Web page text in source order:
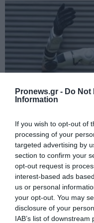
Pronews.gr - Do Not
Information
If you wish to opt-out of
processing of your
targeted advertising by
section to confirm your
opt-out request is
interest-based ads
us or personal
your opt-out. You may
disclosure of your
IAB’s list of
PRONEWS.GR / ΤΕΧΝΟΛΟΓΙΑ
Βίντεο:
χρήματα από
στην Κίνα
03.08.2026 | 12:28